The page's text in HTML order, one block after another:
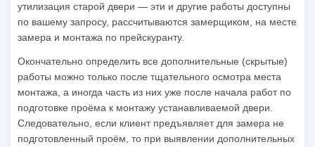
утилизация старой двери — эти и другие работы доступны
по вашему запросу, рассчитываются замерщиком, на месте
замера и монтажа по прейскуранту.
Окончательно определить все дополнительные (скрытые)
работы можно только после тщательного осмотра места
монтажа, а иногда часть из них уже после начала работ по
подготовке проёма к монтажу устанавливаемой двери.
Следовательно, если клиент предъявляет для замера не
подготовленный проём, то при выявлении дополнительных